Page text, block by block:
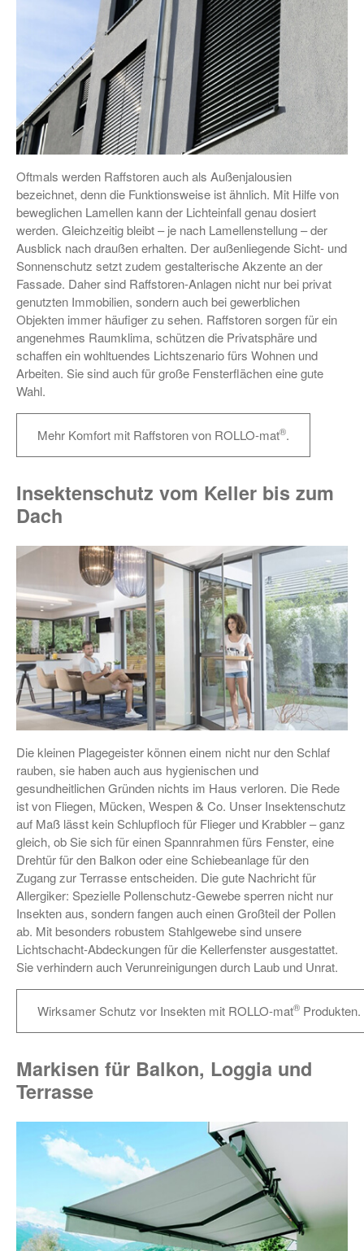
Oftmals werden Raffstoren auch als Außenjalousien
bezeichnet, denn die Funktionsweise ist ähnlich. Mit Hilfe von
beweglichen Lamellen kann der Lichteinfall genau dosiert
werden. Gleichzeitig bleibt – je nach Lamellenstellung – der
Ausblick nach draußen erhalten. Der außenliegende Sicht- und
Sonnenschutz setzt zudem gestalterische Akzente an der
Fassade. Daher sind Raffstoren-Anlagen nicht nur bei privat
genutzten Immobilien, sondern auch bei gewerblichen
Objekten immer häufiger zu sehen. Raffstoren sorgen für ein
angenehmes Raumklima, schützen die Privatsphäre und
schaffen ein wohltuendes Lichtszenario fürs Wohnen und
Arbeiten. Sie sind auch für große Fensterflächen eine gute
Wahl.
Mehr Komfort mit Raffstoren von ROLLO-mat®.
Insektenschutz vom Keller bis zum
Dach
Die kleinen Plagegeister können einem nicht nur den Schlaf
rauben, sie haben auch aus hygienischen und
gesundheitlichen Gründen nichts im Haus verloren. Die Rede
ist von Fliegen, Mücken, Wespen & Co. Unser Insektenschutz
auf Maß lässt kein Schlupfloch für Flieger und Krabbler – ganz
gleich, ob Sie sich für einen Spannrahmen fürs Fenster, eine
Drehtür für den Balkon oder eine Schiebeanlage für den
Zugang zur Terrasse entscheiden. Die gute Nachricht für
Allergiker: Spezielle Pollenschutz-Gewebe sperren nicht nur
Insekten aus, sondern fangen auch einen Großteil der Pollen
ab. Mit besonders robustem Stahlgewebe sind unsere
Lichtschacht-Abdeckungen für die Kellerfenster ausgestattet.
Sie verhindern auch Verunreinigungen durch Laub und Unrat.
Wirksamer Schutz vor Insekten mit ROLLO-mat® Produkten.
Markisen für Balkon, Loggia und
Terrasse